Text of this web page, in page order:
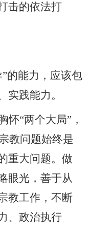
击的依法打
的能力，应该包
实践能力。
怀“两个大局”，
教问题始终是
重大问题。做
眼光，善于从
教工作，不断
、政治执行